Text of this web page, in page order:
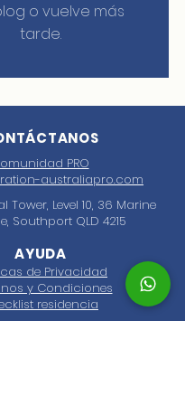
o vuelve más
tarde.
PRO
australiapro.com
Tower, Level 10, 36 Marine
Southport QLD 4215
AYUDA
de Privacidad
y Condiciones
residencia